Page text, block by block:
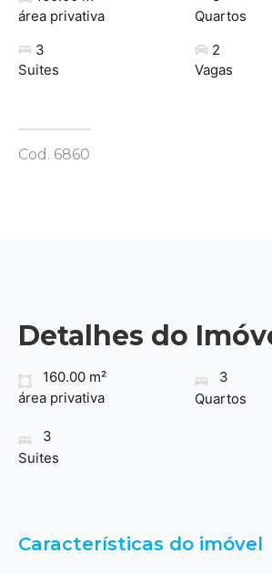
área privativa
Quartos
3
Suites
2
Vagas
Cod. 6860
Detalhes do
160.00 m²
área privativa
3
Quartos
3
Suites
Características do imóvel